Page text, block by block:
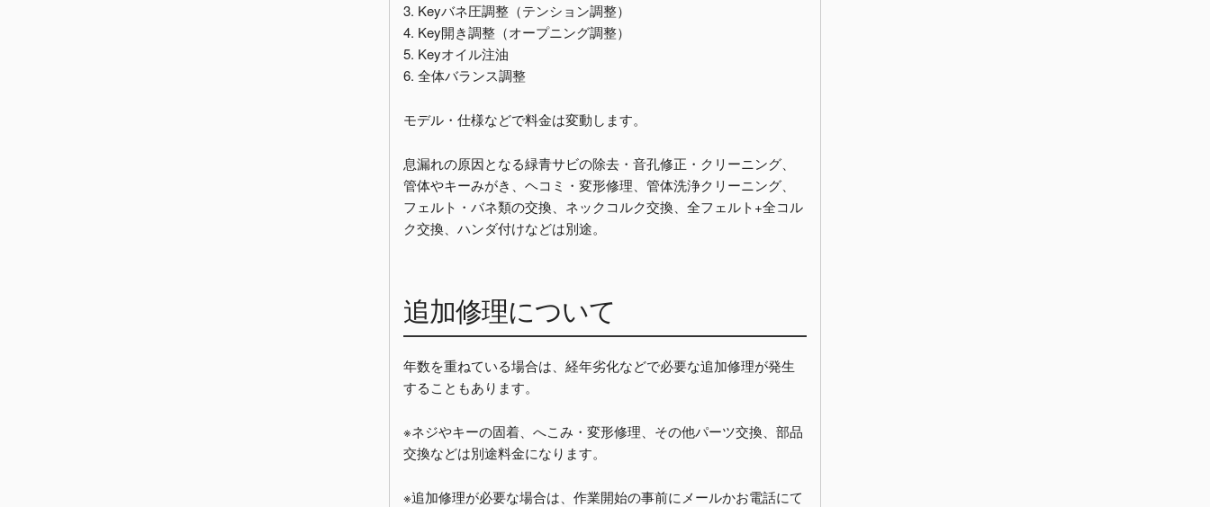
3. Keyバネ圧調整（テンション調整）
4. Key開き調整（オープニング調整）
5. Keyオイル注油
6. 全体バランス調整
モデル・仕様などで料金は変動します。
息漏れの原因となる緑青サビの除去・音孔修正・クリーニング、
管体やキーみがき、ヘコミ・変形修理、管体洗浄クリーニング、
フェルト・バネ類の交換、ネックコルク交換、全フェルト+全コル
ク交換、ハンダ付けなどは別途。
追加修理について
年数を重ねている場合は、経年劣化などで必要な追加修理が発生
することもあります。
※ネジやキーの固着、へこみ・変形修理、その他パーツ交換、部品
交換などは別途料金になります。
※追加修理が必要な場合は、作業開始の事前にメールかお電話にて